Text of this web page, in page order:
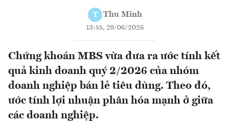
T Thu Minh
13:55, 29/06/2026
Chứng khoán MBS vừa đưa ra ước tính kết
quả kinh doanh quý 2/2026 của nhóm
doanh nghiệp bán lẻ tiêu dùng. Theo đó,
ước tính lợi nhuận phân hóa mạnh ở giữa
các doanh nghiệp.